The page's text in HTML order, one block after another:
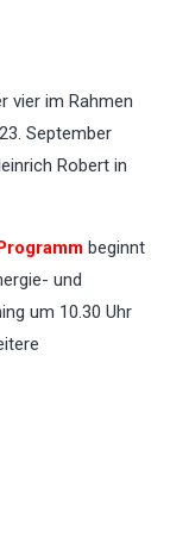
vier im Rahmen
September
Robert in
beginnt
und
um 10.30 Uhr